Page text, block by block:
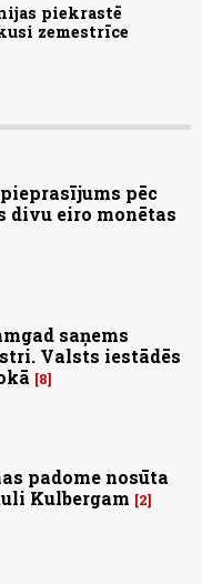
piekrastē
zemestrīce
pēc
divu eiro monētas
saņems
Valsts iestādēs
8
padome nosūta
Kulbergam
2